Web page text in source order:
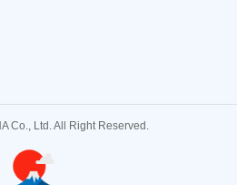
Co., Ltd. All Right Reserved.